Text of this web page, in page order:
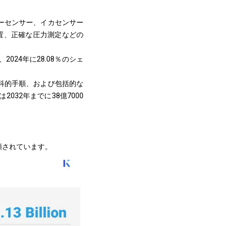
センサー、イカセンサー
、正確な圧力測定などの
2024年に28.08％のシェ
的手順、および包括的な
2032年までに38億7000
れています。